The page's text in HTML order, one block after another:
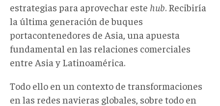
estrategias para aprovechar este hub. Recibiría
la última generación de buques
portacontenedores de Asia, una apuesta
fundamental en las relaciones comerciales
entre Asia y Latinoamérica.
Todo ello en un contexto de transformaciones
en las redes navieras globales, sobre todo en